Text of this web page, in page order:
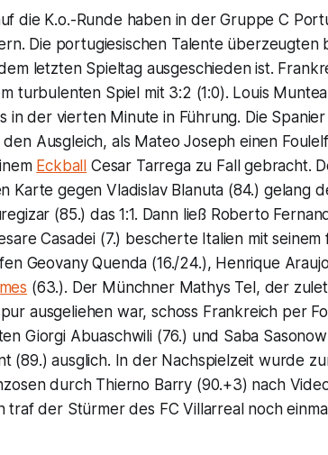
die K.o.-Runde haben in der Gruppe C
Die portugiesischen Talente überzeugten
letzten Spieltag ausgeschieden ist.
turbulenten Spiel mit 3:2 (1:0). Louis
in der vierten Minute in Führung. Die
Ausgleich, als Mateo Joseph einen
Eckball Cesar Tarrega zu Fall gebracht.
Karte gegen Vladislav Blanuta (84.) gelang
(85.) das 1:1. Dann ließ Roberto
Casadei (7.) bescherte Italien mit
Geovany Quenda (16./24.), Henrique
(63.). Der Münchner Mathys Tel, der
ausgeliehen war, schoss Frankreich per
Giorgi Abuaschwili (76.) und Saba
(89.) ausglich. In der Nachspielzeit wurde
durch Thierno Barry (90.+3) nach
traf der Stürmer des FC Villarreal noch